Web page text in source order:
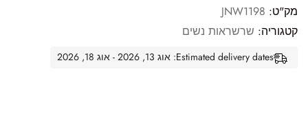
מק"ט: JNW1198
קטגוריה: שרשראות נשים
Estimated delivery dates: אוג 13, 2026 - אוג 18, 2026